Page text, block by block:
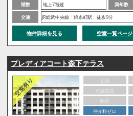
階数
地上7階建 築年数
交通
JR総武中央線「錦糸町駅」徒歩9分
物件詳細を見る 空室一覧ページ
プレディアコート森下テラス
新築
分譲賃貸
駅近
仲介料ゼロ